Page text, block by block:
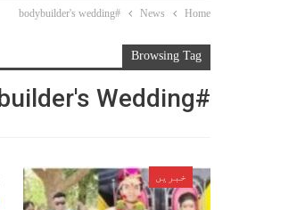
Home
News
#bodybuilder's wedding
Browsing Tag
#bodybuilder's Wedding
خبریں